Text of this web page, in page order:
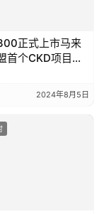
正式上市马来
首个CKD项目即
2024年8月5日